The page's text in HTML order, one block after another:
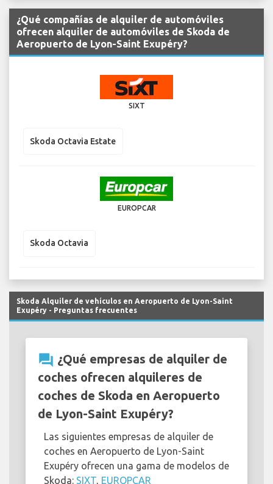
¿Qué compañías de alquiler de automóviles
ofrecen alquiler de automóviles de Skoda de
Aeropuerto de Lyon-Saint Exupéry?
SIXT
Skoda Octavia Estate
EUROPCAR
Skoda Octavia
Skoda Alquiler de vehículos en Aeropuerto de Lyon-Saint
Exupéry - Preguntas frecuentes
question_answer ¿Qué empresas de alquiler de
coches ofrecen alquileres de
coches de Skoda en Aeropuerto
de Lyon-Saint Exupéry?
Las siguientes empresas de alquiler de
coches en Aeropuerto de Lyon-Saint
Exupéry ofrecen una gama de modelos de
Skoda: SIXT, EUROPCAR